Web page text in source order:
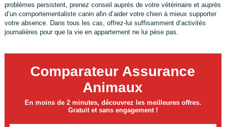
problèmes persistent, prenez conseil auprès de votre vétérinaire et auprès
d’un comportementaliste canin afin d’aider votre chien à mieux supporter
votre absence. Dans tous les cas, offrez-lui suffisamment d’activités
journalières pour que la vie en appartement ne lui pèse pas.
Comparateur Assurance
Animaux
En moins de 2 minutes, découvrez les meilleures offres.
Gratuit et sans engagement !